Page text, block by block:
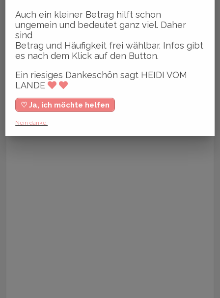
Auch ein kleiner Betrag hilft schon
ungemein und bedeutet ganz viel. Daher
sind
Betrag und Häufigkeit frei wählbar. Infos gibt
es nach dem Klick auf den Button.
Ein riesiges Dankeschön sagt HEIDI VOM
LANDE
♡ Ja, ich möchte helfen
Nein danke.